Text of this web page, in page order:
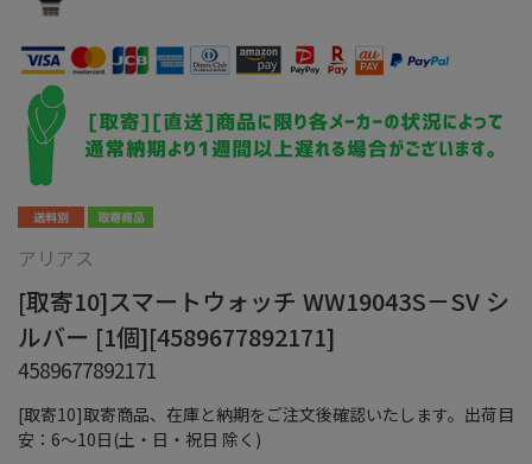
[取寄10]取寄商品、在庫と納期をご注文後確認いたします。出荷目
安：6～10日(土・日・祝日 除く)
アリアス
[取寄10]スマートウォッチ WW19043S－SV シ
ルバー [1個][4589677892171]
4589677892171